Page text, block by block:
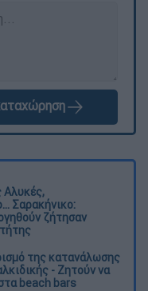
Αλυκές,
Σαρακήνικο:
ζήτησαν
της κατανάλωσης
- Ζητούν να
beach bars